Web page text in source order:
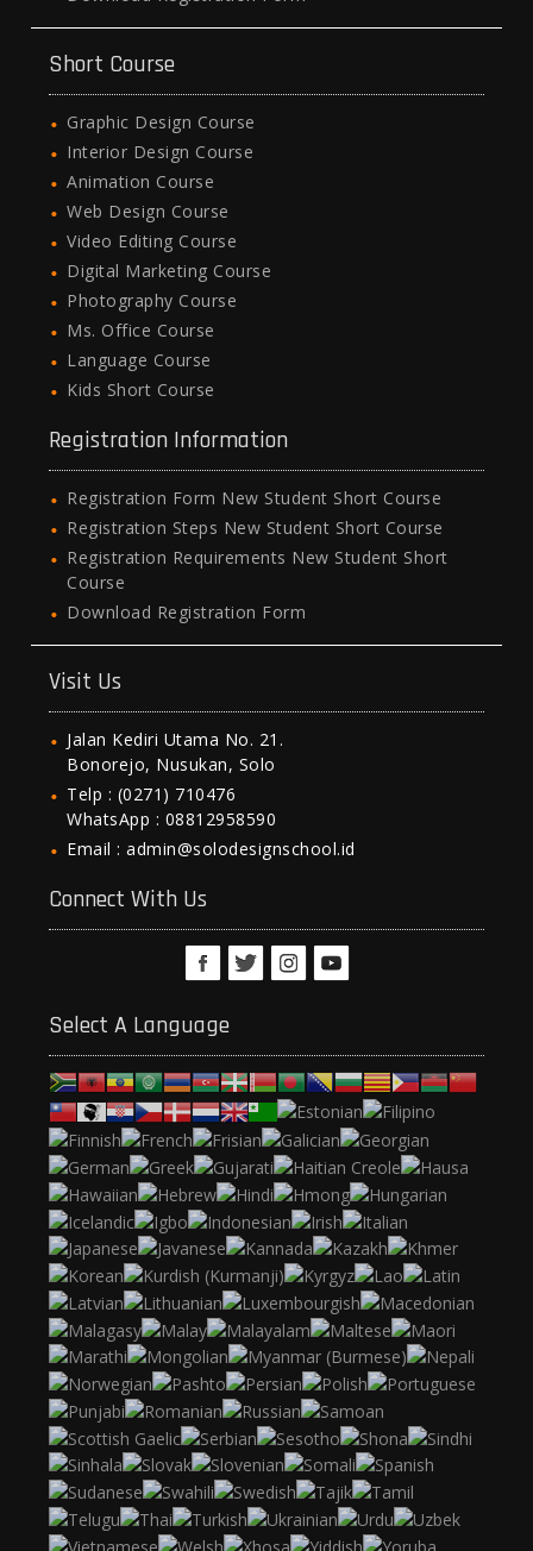
Short Course
Graphic Design Course
Interior Design Course
Animation Course
Web Design Course
Video Editing Course
Digital Marketing Course
Photography Course
Ms. Office Course
Language Course
Kids Short Course
Registration Information
Registration Form New Student Short Course
Registration Steps New Student Short Course
Registration Requirements New Student Short
Course
Download Registration Form
Visit Us
Jalan Kediri Utama No. 21.
Bonorejo, Nusukan, Solo
Telp : (0271) 710476
WhatsApp : 08812958590
Email : admin@solodesignschool.id
Connect With Us
Select A Language